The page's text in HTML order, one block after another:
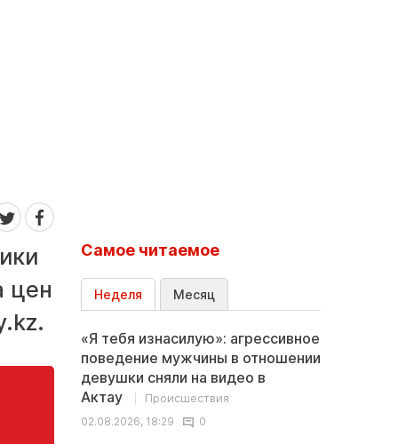
цен
Самое читаемое
Неделя Месяц
«Я тебя изнасилую»: агрессивное
поведение мужчины в отношении
девушки сняли на видео в
Актау
Происшествия
02.08.2026, 18:29
0